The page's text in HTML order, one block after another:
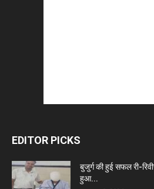
EDITOR PICKS
बुजुर्ग की हुई सफल री-
हुआ...